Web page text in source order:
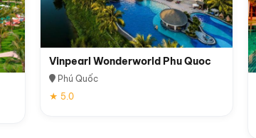
Vinpearl Wonderworld Phu Quoc
Phú Quốc
★ 5.0